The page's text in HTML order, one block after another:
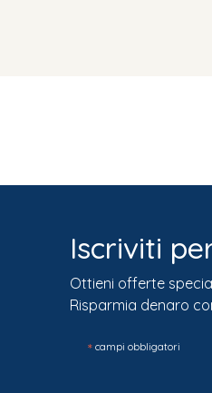
Iscriviti
Ottieni offerte
Risparmia denaro
*campi obbligatori